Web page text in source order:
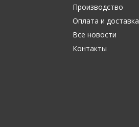
Производство
Оплата и доставка
Все новости
Контакты